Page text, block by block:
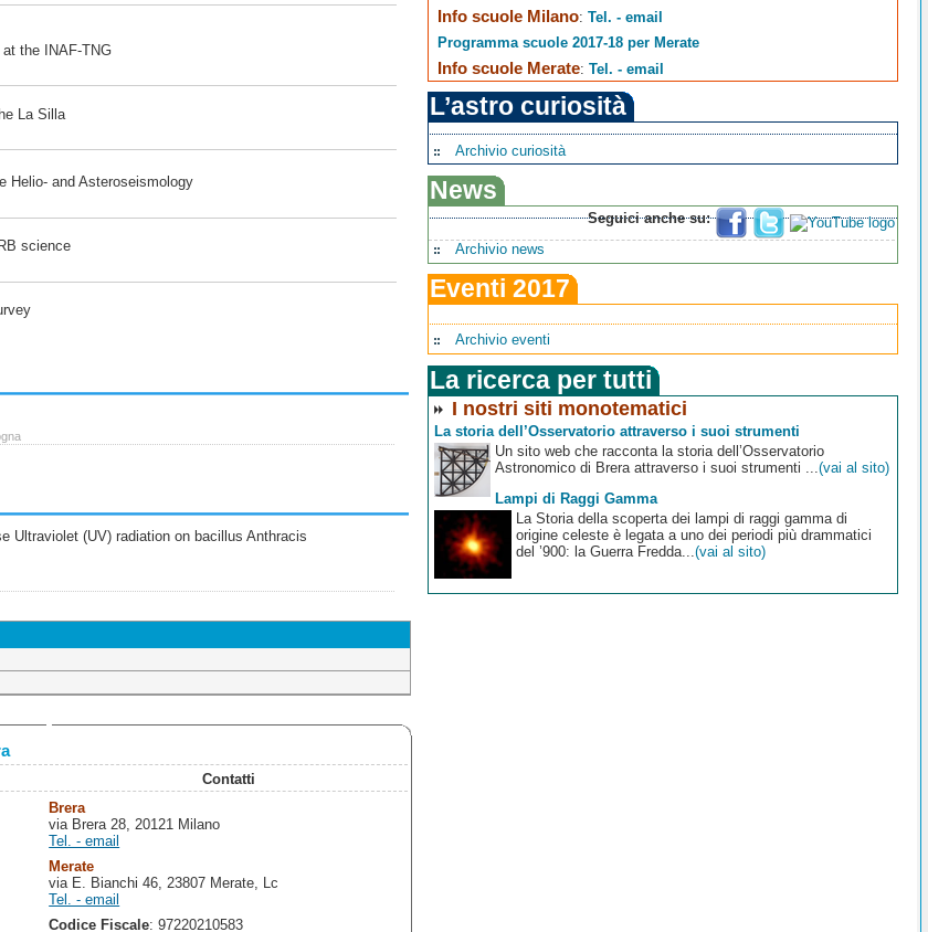
the INAF-TNG
La Silla
Helio- and Asteroseismology
science
Ultraviolet (UV) radiation on bacillus Anthracis
Contatti
Brera
via Brera 28, 20121 Milano
Tel. - email
Merate
via E. Bianchi 46, 23807 Merate, Lc
Tel. - email
Codice Fiscale: 97220210583
Info scuole Milano:Tel. - email
Programma scuole 2017-18 per Merate
Info scuole Merate:Tel. - email
L’astro curiosità
Archivio curiosità
News
Seguici anche su:
Archivio news
Eventi 2017
Archivio eventi
La ricerca per tutti
I nostri siti monotematici
La storia dell’Osservatorio attraverso i suoi strumenti
Un sito web che racconta la storia dell’Osservatorio
Astronomico di Brera attraverso i suoi strumenti ...(vai al sito)
Lampi di Raggi Gamma
La Storia della scoperta dei lampi di raggi gamma di
origine celeste è legata a uno dei periodi più drammatici
del ’900: la Guerra Fredda... (vai al sito)